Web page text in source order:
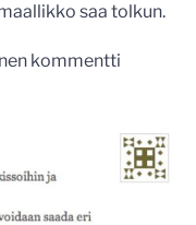
saa tolkun.
kommentti